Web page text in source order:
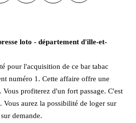
loto - département d'ille-et-
pour l'acquisition de ce bar tabac
numéro 1. Cette affaire offre une
Vous profiterez d'un fort passage. C'est
Vous aurez la possibilité de loger sur
demande.